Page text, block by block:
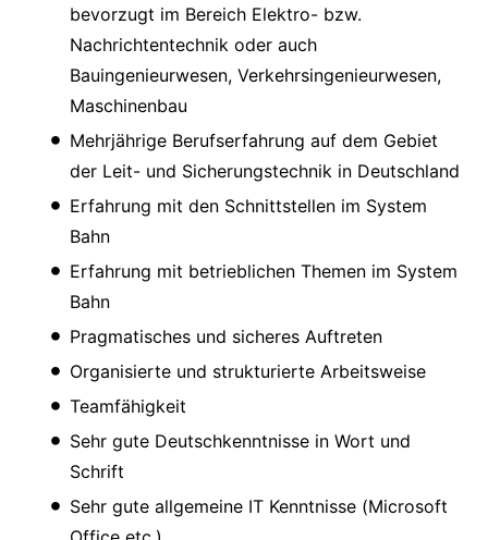
bevorzugt im Bereich Elektro- bzw.
Nachrichtentechnik oder auch
Bauingenieurwesen, Verkehrsingenieurwesen,
Maschinenbau
Mehrjährige Berufserfahrung auf dem Gebiet
der Leit- und Sicherungstechnik in Deutschland
Erfahrung mit den Schnittstellen im System
Bahn
Erfahrung mit betrieblichen Themen im System
Bahn
Pragmatisches und sicheres Auftreten
Organisierte und strukturierte Arbeitsweise
Teamfähigkeit
Sehr gute Deutschkenntnisse in Wort und
Schrift
Sehr gute allgemeine IT Kenntnisse (Microsoft